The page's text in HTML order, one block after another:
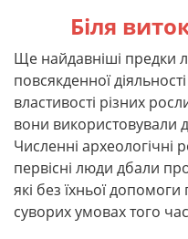
Біля
Ще найдавніші предки
повсякденної
властивості різних
вони використовували
Численні археологічні
первісні люди дбали
які без їхньої
суворих умовах того